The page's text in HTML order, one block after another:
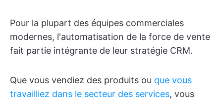
Pour la plupart des équipes commerciales
modernes, l'automatisation de la force de vente
fait partie intégrante de leur stratégie CRM.
Que vous vendiez des produits ou que vous
travailliez dans le secteur des services, vous